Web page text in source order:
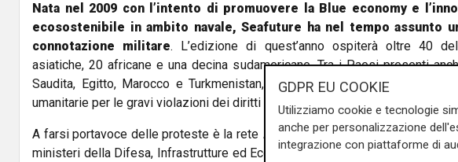
Nata nel 2009 con l’intento di promuovere la Blue economy e
ecosostenibile in ambito navale, Seafuture ha nel tempo assunto
connotazione militare. L’edizione di quest’anno ospiterà oltre 40
asiatiche, 20 africane e una decina sudamericane. Tra i Paesi presenti
Saudita, Egitto, Marocco e Turkmenistan, realtà già nel mirino delle
umanitarie per le gravi violazioni dei diritti umani.
A farsi portavoce delle proteste è la rete Pace e Disarmo, che ha inviato un
ministeri della Difesa, Infrastrutture ed Economia, al governatore ligure
GDPR EU COOKIE
Utilizziamo cookie e tecnologie
anche per personalizzazione
integrazione con piattaforme di